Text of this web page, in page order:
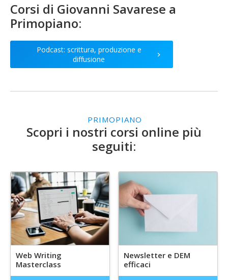
Corsi di Giovanni Savarese a
Primopiano:
Podcast: scrittura, produzione e
diffusione
>
PRIMOPIANO
Scopri i nostri corsi online più
seguiti:
Web Writing
Masterclass
Newsletter e DEM
efficaci